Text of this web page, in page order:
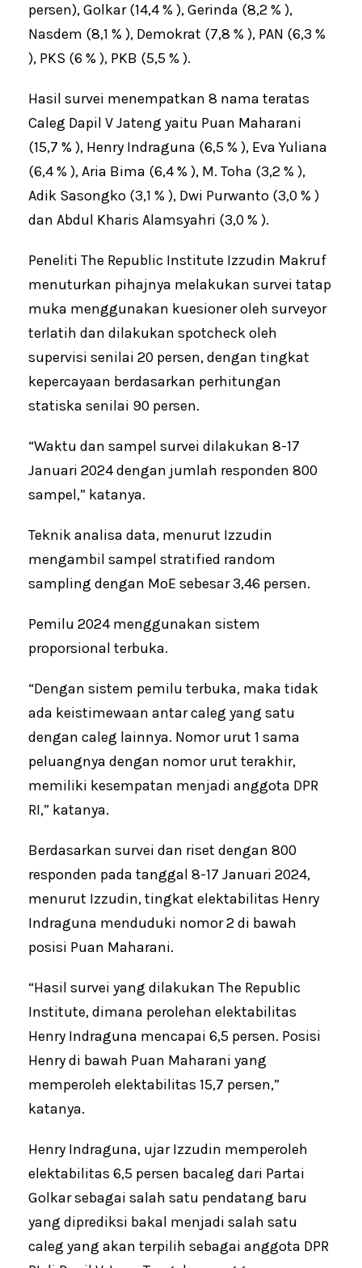
persen), Golkar (14,4 % ), Gerinda (8,2 % ),
Nasdem (8,1 % ), Demokrat (7,8 % ), PAN (6,3 %
), PKS (6 % ), PKB (5,5 % ).
Hasil survei menempatkan 8 nama teratas
Caleg Dapil V Jateng yaitu Puan Maharani
(15,7 % ), Henry Indraguna (6,5 % ), Eva Yuliana
(6,4 % ), Aria Bima (6,4 % ), M. Toha (3,2 % ),
Adik Sasongko (3,1 % ), Dwi Purwanto (3,0 % )
dan Abdul Kharis Alamsyahri (3,0 % ).
Peneliti The Republic Institute Izzudin Makruf
menuturkan pihajnya melakukan survei tatap
muka menggunakan kuesioner oleh surveyor
terlatih dan dilakukan spotcheck oleh
supervisi senilai 20 persen, dengan tingkat
kepercayaan berdasarkan perhitungan
statiska senilai 90 persen.
“Waktu dan sampel survei dilakukan 8-17
Januari 2024 dengan jumlah responden 800
sampel,” katanya.
Teknik analisa data, menurut Izzudin
mengambil sampel stratified random
sampling dengan MoE sebesar 3,46 persen.
Pemilu 2024 menggunakan sistem
proporsional terbuka.
“Dengan sistem pemilu terbuka, maka tidak
ada keistimewaan antar caleg yang satu
dengan caleg lainnya. Nomor urut 1 sama
peluangnya dengan nomor urut terakhir,
memiliki kesempatan menjadi anggota DPR
RI,” katanya.
Berdasarkan survei dan riset dengan 800
responden pada tanggal 8-17 Januari 2024,
menurut Izzudin, tingkat elektabilitas Henry
Indraguna menduduki nomor 2 di bawah
posisi Puan Maharani.
“Hasil survei yang dilakukan The Republic
Institute, dimana perolehan elektabilitas
Henry Indraguna mencapai 6,5 persen. Posisi
Henry di bawah Puan Maharani yang
memperoleh elektabilitas 15,7 persen,”
katanya.
Henry Indraguna, ujar Izzudin memperoleh
elektabilitas 6,5 persen bacaleg dari Partai
Golkar sebagai salah satu pendatang baru
yang diprediksi bakal menjadi salah satu
caleg yang akan terpilih sebagai anggota DPR